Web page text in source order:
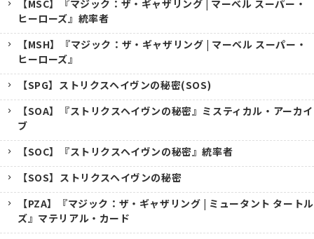
【MSC】『マジック：ザ・ギャザリング | マーベル スーパー・
ヒーローズ』統率者
【MSH】『マジック：ザ・ギャザリング | マーベル スーパー・
ヒーローズ』
【SPG】ストリクスヘイヴンの秘密(SOS)
【SOA】『ストリクスヘイヴンの秘密』ミスティカル・アーカイ
ブ
【SOC】『ストリクスヘイヴンの秘密』統率者
【SOS】ストリクスヘイヴンの秘密
【PZA】『マジック：ザ・ギャザリング | ミュータント タートル
ズ』マテリアル・カード